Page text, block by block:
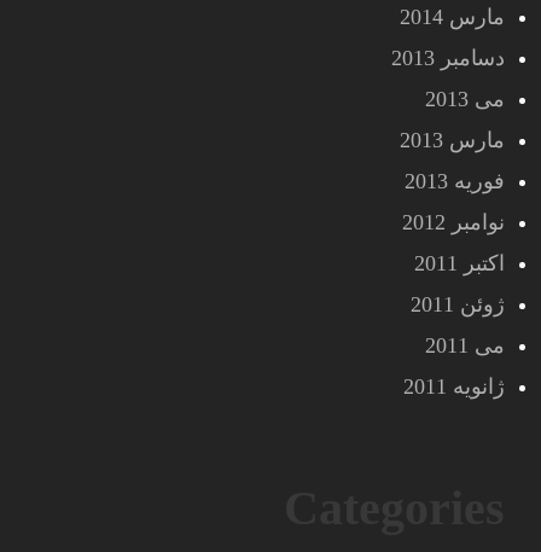
مارس 2014
دسامبر 2013
می 2013
مارس 2013
فوریه 2013
نوامبر 2012
اکتبر 2011
ژوئن 2011
می 2011
ژانویه 2011